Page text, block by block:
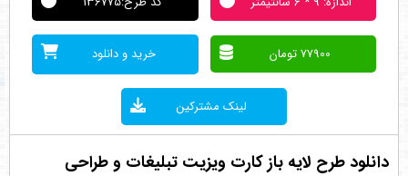
77900 تومان خرید و دانلود
لینک مشترکین
دانلود طرح لایه باز کارت ویزیت تبلیغات و طراحی